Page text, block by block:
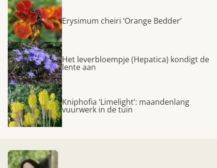
Erysimum cheiri ‘Orange Bedder’
Het leverbloempje (Hepatica) kondigt de
lente aan
Kniphofia ‘Limelight’: maandenlang
vuurwerk in de tuin